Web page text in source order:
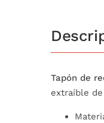
Tapón de
extraíble